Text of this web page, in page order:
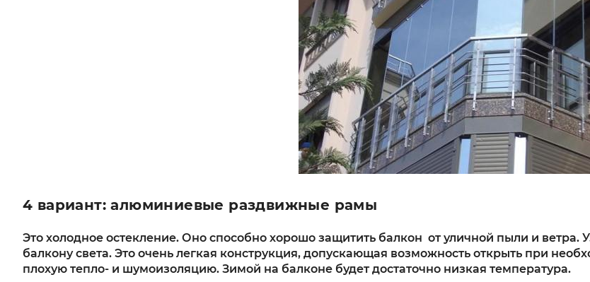
4 вариант: алюминиевые раздвижные рамы
Это холодное остекление. Оно способно хорошо защитить балкон от уличной пыли и ветра.
балкону света. Это очень легкая конструкция, допускающая возможность открыть при
плохую тепло- и шумоизоляцию. Зимой на балконе будет достаточно низкая температура.